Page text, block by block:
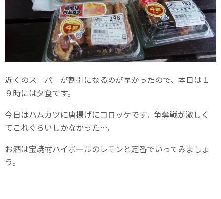
近くのスーパーが割引になるのが早かったので、本日は１
９時には夕食です。
今日はハムカツに唐揚げにコロッケです。争奪戦が激しく
てこれぐらいしかなかった…。
お酒は宝焼酎ハイボールのレモンと定番でいってみましょ
う。